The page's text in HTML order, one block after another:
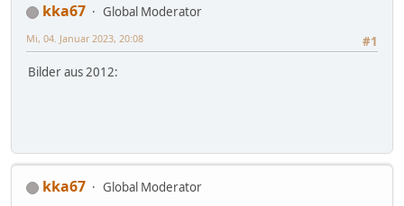
kka67
Global Moderator
#1
Mi, 04. Januar 2023, 20:08
Bilder aus 2012:
kka67
Global Moderator